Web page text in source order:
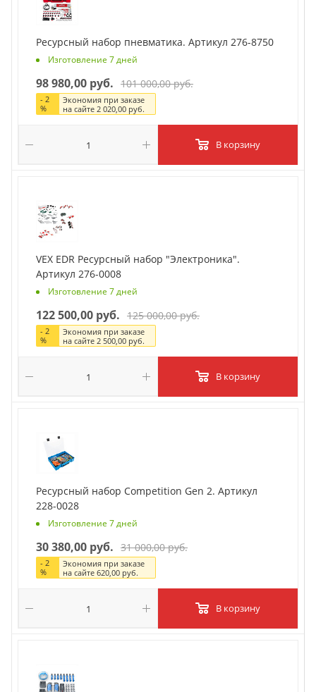
Ресурсный набор пневматика. Артикул 276-8750
Изготовление 7 дней
98 980,00 руб. 101 000,00 руб.
- 2
%
Экономия при заказе
на сайте 2 020,00 руб.
В корзину
VEX EDR Ресурсный набор "Электроника".
Артикул 276-0008
Изготовление 7 дней
122 500,00 руб. 125 000,00 руб.
- 2
%
Экономия при заказе
на сайте 2 500,00 руб.
В корзину
Ресурсный набор Competition Gen 2. Артикул
228-0028
Изготовление 7 дней
30 380,00 руб. 31 000,00 руб.
- 2
%
Экономия при заказе
на сайте620,00 руб.
В корзину